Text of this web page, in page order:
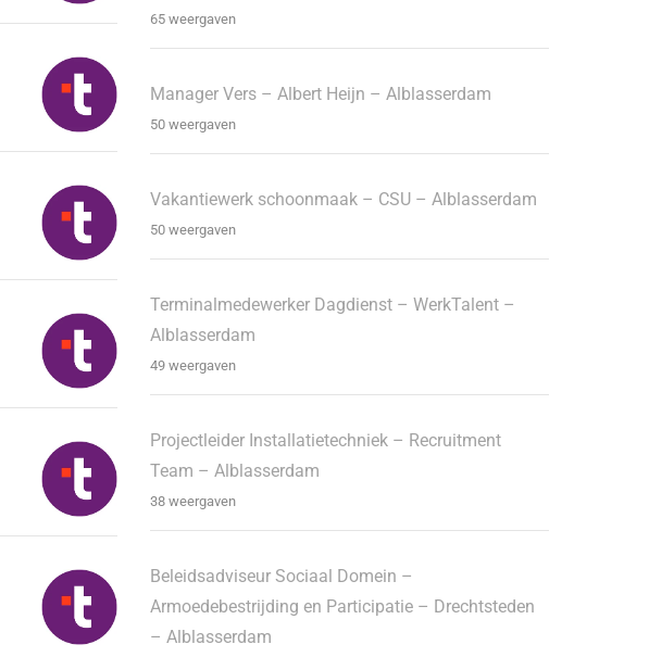
65 weergaven
Manager Vers – Albert Heijn – Alblasserdam
50 weergaven
Vakantiewerk schoonmaak – CSU – Alblasserdam
50 weergaven
Terminalmedewerker Dagdienst – WerkTalent –
Alblasserdam
49 weergaven
Projectleider Installatietechniek – Recruitment
Team – Alblasserdam
38 weergaven
Beleidsadviseur Sociaal Domein –
Armoedebestrijding en Participatie – Drechtsteden
– Alblasserdam